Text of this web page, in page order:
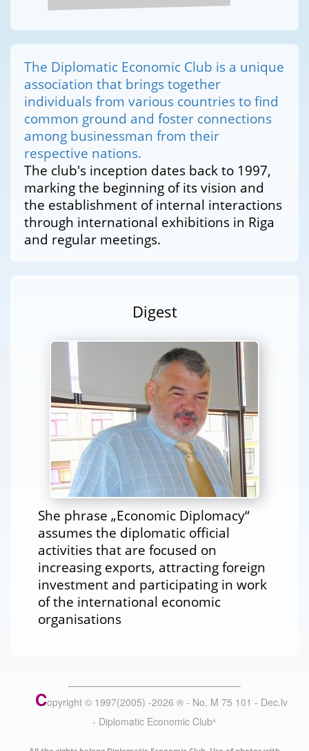
The Diplomatic Economic Club is a unique
association that brings together
individuals from various countries to find
common ground and foster connections
among businessman from their
respective nations.
The club's inception dates back to 1997,
marking the beginning of its vision and
the establishment of internal interactions
through international exhibitions in Riga
and regular meetings.
Digest
She phrase „Economic Diplomacy“
assumes the diplomatic official
activities that are focused on
increasing exports, attracting foreign
investment and participating in work
of the international economic
organisations
Copyright © 1997(2005) -2026 ® - No. M 75 101 - Dec.lv
- Diplomatic Economic Club®